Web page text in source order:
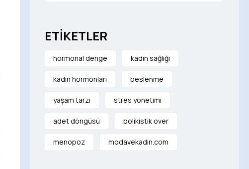
ETİKETLER
hormonal denge kadın sağlığı
kadın hormonları beslenme
yaşam tarzı stres yönetimi
adet döngüsü polikistik over
menopoz modavekadin.com